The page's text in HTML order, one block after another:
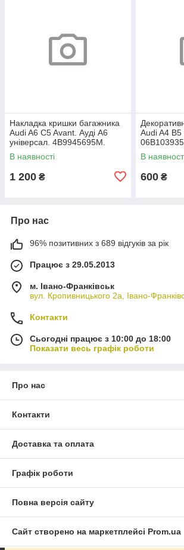
Накладка кришки багажника
Audi A6 C5 Avant. Ауді А6
універсал. 4B9945695M.
В наявності
1 200 ₴
Audi A4 B5
В
600 ₴
Про нас
96% позитивних з 689 відгуків за рік
Працює з 29.05.2013
м. Івано-Франківськ
вул. Кропивницького 2а, Івано-
Контакти
Сьогодні працює з 10:00 до 18:00
Показати весь графік роботи
Про нас
Контакти
Доставка та оплата
Графік роботи
Повна версія сайту
Сайт створено на маркетплейсі Prom.ua